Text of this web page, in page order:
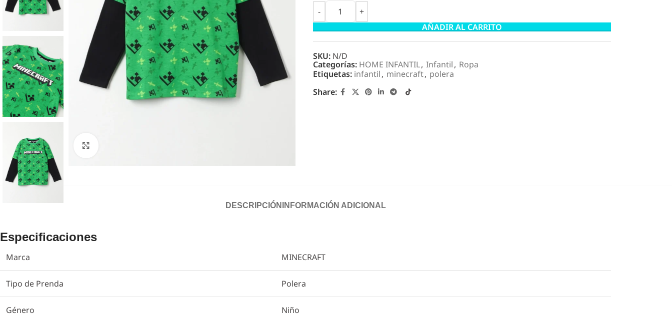
AÑADIR AL CARRITO
SKU: N/D
Categorías: HOME INFANTIL, Infantil, Ropa
Etiquetas: infantil, minecraft, polera
Share:
DESCRIPCIÓN INFORMACIÓN ADICIONAL
Especificaciones
Marca MINECRAFT
Tipo de Prenda Polera
Género Niño